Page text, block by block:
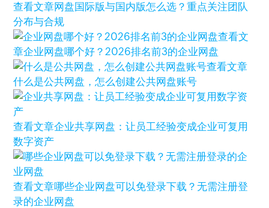
查看文章网盘国际版与国内版怎么选？重点关注团队
分布与合规
查看文
章企业网盘哪个好？2026排名前3的企业网盘
查看文章
什么是公共网盘，怎么创建公共网盘账号
查看文章企业共享网盘：让员工经验变成企业可复用
数字资产
查看文章哪些企业网盘可以免登录下载？无需注册登
录的企业网盘